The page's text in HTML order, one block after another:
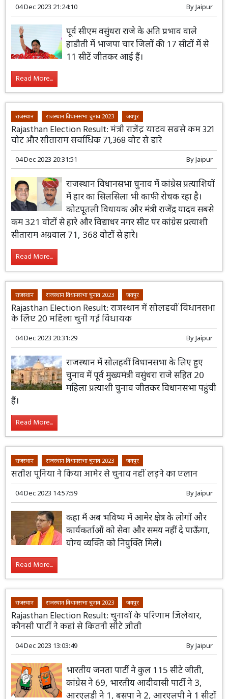
04 Dec 2023 21:24:10 ByJaipur
पूर्व सीएम वसुंधरा राजे के अति प्रभाव वाले
हाडौती में भाजपा चार जिलों की 17 सीटों में से
11 सीटें जीतकर आई हैं।
Read More...
राजस्थान राजस्थान विधानसभा चुनाव 2023 जयपुर
Rajasthan Election Result: मंत्री राजेंद्र यादव सबसे कम 321
वोट और सीताराम सर्वाधिक 71,368 वोट से हारे
04 Dec 2023 20:31:51 ByJaipur
राजस्थान विधानसभा चुनाव में कांग्रेस प्रत्याशियों
में हार का सिलसिला भी काफी रोचक रहा है।
कोटपूतली विधायक और मंत्री राजेंद्र यादव सबसे
कम 321 वोटों से हारे और विद्याधर नगर सीट पर कांग्रेस प्रत्याशी
सीताराम अग्रवाल 71, 368 वोटों से हारे।
Read More...
राजस्थान राजस्थान विधानसभा चुनाव 2023 जयपुर
Rajasthan Election Result: राजस्थान में सोलहवीं विधानसभा
के लिए 20 महिला चुनी गई विधायक
04 Dec 2023 20:31:29 ByJaipur
राजस्थान में सोलहवीं विधानसभा के लिए हुए
चुनाव में पूर्व मुख्यमंत्री वसुंधरा राजे सहित 20
महिला प्रत्याशी चुनाव जीतकर विधानसभा पहुंची
हैं।
Read More...
राजस्थान राजस्थान विधानसभा चुनाव 2023 जयपुर
सतीश पूनिया ने किया आमेर से चुनाव नहीं लड़ने का एलान
04 Dec 2023 14:57:59 ByJaipur
कहा मैं अब भविष्य में आमेर क्षेत्र के लोगों और
कार्यकर्ताओं को सेवा और समय नहीं दे पाऊँगा,
योग्य व्यक्ति को नियुक्ति मिले।
Read More...
राजस्थान राजस्थान विधानसभा चुनाव 2023 जयपुर
Rajasthan Election Result: चुनावों के परिणाम जिलेवार,
कौनसी पार्टी ने कहां से कितनी सीटे जीती
04 Dec 2023 13:03:49 ByJaipur
भारतीय जनता पार्टी ने कुल 115 सीटे जीती,
कांग्रेस ने 69, भारतीय आदीवासी पार्टी ने 3,
आरएलडी ने 1, बसपा ने 2, आरएलपी ने 1 सीटों